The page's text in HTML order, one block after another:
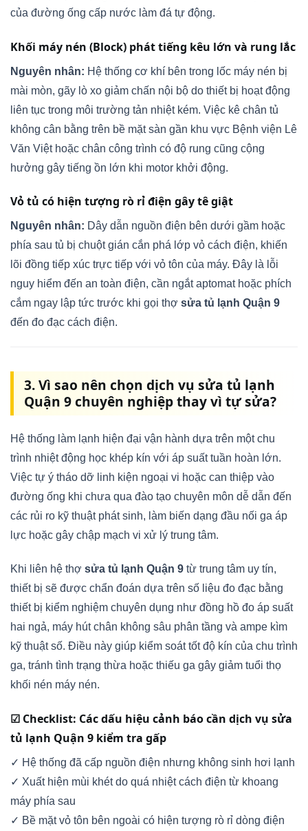
của đường ống cấp nước làm đá tự động.
Khối máy nén (Block) phát tiếng kêu lớn và rung lắc
Nguyên nhân: Hệ thống cơ khí bên trong lốc máy nén bị
mài mòn, gãy lò xo giảm chấn nội bộ do thiết bị hoạt động
liên tục trong môi trường tản nhiệt kém. Việc kê chân tủ
không cân bằng trên bề mặt sàn gần khu vực Bệnh viện Lê
Văn Việt hoặc chân công trình có độ rung cũng cộng
hưởng gây tiếng ồn lớn khi motor khởi động.
Vỏ tủ có hiện tượng rò rỉ điện gây tê giật
Nguyên nhân: Dây dẫn nguồn điện bên dưới gầm hoặc
phía sau tủ bị chuột gián cắn phá lớp vỏ cách điện, khiến
lõi đồng tiếp xúc trực tiếp với vỏ tôn của máy. Đây là lỗi
nguy hiểm đến an toàn điện, cần ngắt aptomat hoặc phích
cắm ngay lập tức trước khi gọi thợ sửa tủ lạnh Quận 9
đến đo đạc cách điện.
3. Vì sao nên chọn dịch vụ sửa tủ lạnh
Quận 9 chuyên nghiệp thay vì tự sửa?
Hệ thống làm lạnh hiện đại vận hành dựa trên một chu
trình nhiệt động học khép kín với áp suất tuần hoàn lớn.
Việc tự ý tháo dỡ linh kiện ngoại vi hoặc can thiệp vào
đường ống khi chưa qua đào tạo chuyên môn dễ dẫn đến
các rủi ro kỹ thuật phát sinh, làm biến dạng đầu nối ga áp
lực hoặc gây chập mạch vi xử lý trung tâm.
Khi liên hệ thợ sửa tủ lạnh Quận 9 từ trung tâm uy tín,
thiết bị sẽ được chẩn đoán dựa trên số liệu đo đạc bằng
thiết bị kiểm nghiệm chuyên dụng như đồng hồ đo áp suất
hai ngả, máy hút chân không sâu phân tầng và ampe kìm
kỹ thuật số. Điều này giúp kiểm soát tốt độ kín của chu trình
ga, tránh tình trạng thừa hoặc thiếu ga gây giảm tuổi thọ
khối nén máy nén.
☑ Checklist: Các dấu hiệu cảnh báo cần dịch vụ sửa
tủ lạnh Quận 9 kiểm tra gấp
✓ Hệ thống đã cấp nguồn điện nhưng không sinh hơi lạnh
✓ Xuất hiện mùi khét do quá nhiệt cách điện từ khoang
máy phía sau
✓ Bề mặt vỏ tôn bên ngoài có hiện tượng rò rỉ dòng điện